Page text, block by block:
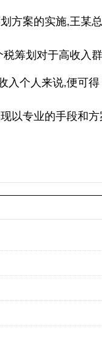
方案的实施,王某
筹划对于高收入
入个人来说,便可得
以专业的手段和